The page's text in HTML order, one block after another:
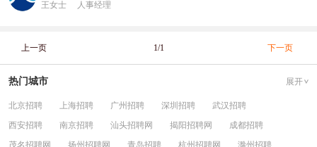
王女士 人事经理
上一页 1/1 下一页
热门城市 展开
北京招聘 上海招聘 广州招聘 深圳招聘
武汉招聘
西安招聘
南京招聘 汕头招聘网 揭阳招聘网
成都招聘
茂名招聘网
扬州招聘网 青岛招聘 杭州招聘网 滁州招聘